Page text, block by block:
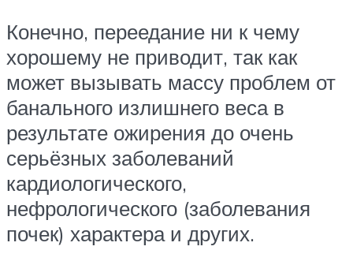
Конечно, переедание ни к чему
хорошему не приводит, так как
может вызывать массу проблем от
банального излишнего веса в
результате ожирения до очень
серьёзных заболеваний
кардиологического,
нефрологического (заболевания
почек) характера и других.